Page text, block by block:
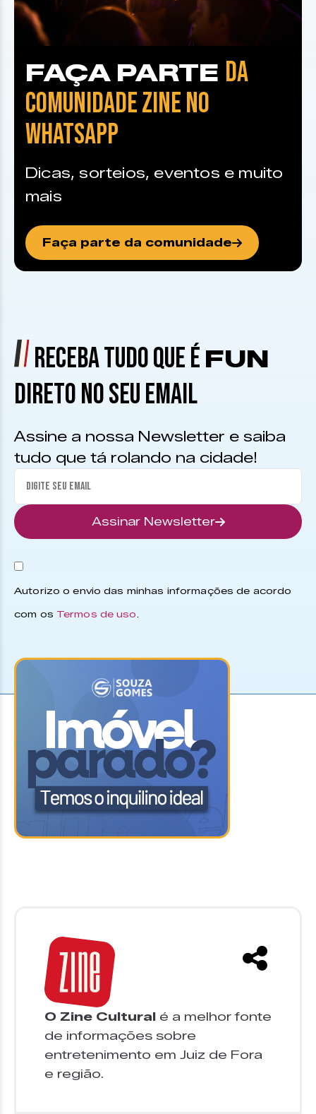
FAÇA PARTE DA
COMUNIDADE ZINE NO
WHATSAPP
Dicas, sorteios, eventos e muito
mais
Faça parte da comunidade
RECEBA TUDO QUE É FUN
DIRETO NO SEU EMAIL
Assine a nossa Newsletter e saiba
tudo que tá rolando na cidade!
Assinar Newsletter
Autorizo o envio das minhas informações de acordo
com os Termos de uso.
O Zine Cultural é a melhor fonte
de informações sobre
entretenimento em Juiz de Fora
e região.